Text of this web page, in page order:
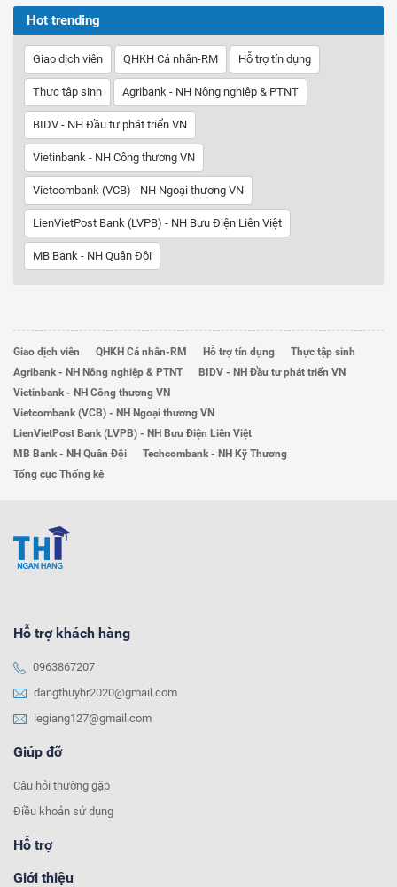
Hot trending
Giao dịch viên QHKH Cá nhân-RM Hỗ trợ tín dụng
Thực tập sinh Agribank - NH Nông nghiệp & PTNT
BIDV - NH Đầu tư phát triển VN
Vietinbank - NH Công thương VN
Vietcombank (VCB) - NH Ngoại thương VN
LienVietPost Bank (LVPB) - NH Bưu Điện Liên Việt
MB Bank - NH Quân Đội
Giao dịch viên QHKH Cá nhân-RM Hỗ trợ tín dụng
Thực tập sinh
Agribank - NH Nông nghiệp & PTNT
BIDV - NH Đầu tư phát triển VN
Vietinbank - NH Công thương VN
Vietcombank (VCB) - NH Ngoại thương VN
LienVietPost Bank (LVPB) - NH Bưu Điện Liên Việt
MB Bank - NH Quân Đội
Techcombank - NH Kỹ Thương
Tổng cục Thống kê
Hỗ trợ khách hàng
0963867207
dangthuyhr2020@gmail.com
legiang127@gmail.com
Giúp đỡ
Câu hỏi thường gặp
Điều khoản sử dụng
Hỗ trợ
Giới thiệu